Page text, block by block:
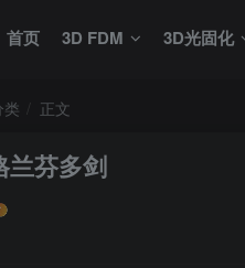
首页 3D FDM 3D光固化
正文
兰芬多剑